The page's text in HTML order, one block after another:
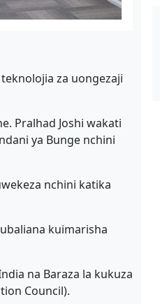
za uongezaji
Pralhad Joshi wakati
ya Bunge nchini
nchini katika
kuimarisha
na Baraza la kukuza
Council).